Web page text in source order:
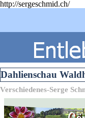
http://sergeschmid.ch/
Dahlienschau
Verschiedenes-Serge